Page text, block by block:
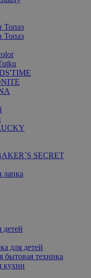
SECRET
лапка
детей
для детей
бытовая техника
кухни